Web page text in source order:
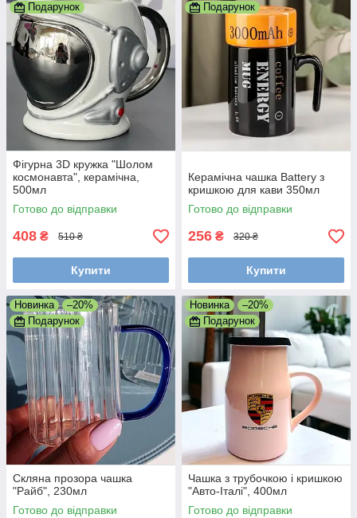
Подарунок
Фігурна 3D кружка "Шолом
космонавта", керамічна,
500мл
Готово до відправки
408 ₴ 510 ₴
Купити
Подарунок
Керамічна чашка Battery з
кришкою для кави 350мл
Готово до відправки
256 ₴ 320 ₴
Купити
Новинка
–20%
Подарунок
Скляна прозора чашка
"Райб", 230мл
Готово до відправки
Новинка
–20%
Подарунок
Чашка з трубочкою і кришкою
"Авто-Італі", 400мл
Готово до відправки